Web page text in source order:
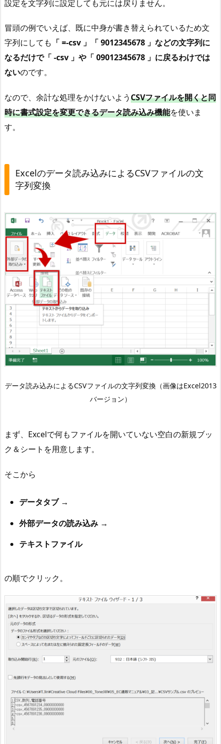
ァ
ル
の
文
字
変
換
注
意
1
C
S
で
は
な
く
e
l
し
わ
る
.
点
2
A
Z
O
N
で
設定を文字列に設定しても元には戻りません。
冒頭の例でいえば、既に中身が書き替えられているため文
字列にしても 「 =-csv 」「 9012345678 」などの文字列に
なるだけで「 -csv 」や「 09012345678 」に戻るわけでは
ないのです。
なので、余計な処理をかけないようCSVファイルを開くと同
時に書式設定を変更できるデータ読み込み機能を使いま
す。
Excelのデータ読み込みによるCSVファイルの文
字列変換
データ読み込みによるCSVファイルの文字列変換（画像はExcel2013
バージョン）
まず、Excelで何もファイルを開いていない空白の新規ブッ
ク＆シートを用意します。
そこから
データタブ
外部データの読み込み
テキストファイル
の順でクリック。